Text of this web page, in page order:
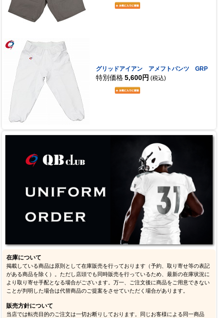
グリッドアイアン アメフトパンツ GRP
特別価格 5,600円 (税込)
在庫について
掲載している商品は原則として在庫販売を行っております（予約、取り寄せ等の表記
がある商品を除く）。ただし店頭でも同時販売を行っているため、最新の在庫状況に
より取り寄せ手配となる場合がございます。万一、ご注文後に商品をご用意できない
ことが判明した場合は代替商品のご提案をさせていただく場合があります。
販売方針について
当店では転売目的のご注文は一切お断りしております。同じお客様による同一商品